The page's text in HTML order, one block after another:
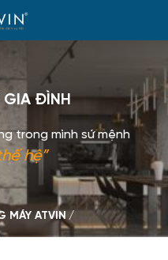
GIA ĐÌNH
trong mình sứ mệnh
hệ”
MÁY ATVIN